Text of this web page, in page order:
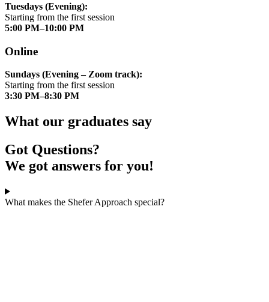
Tuesdays (Evening):
Starting from the first session
5:00 PM–10:00 PM
Online
Sundays (Evening – Zoom track):
Starting from the first session
3:30 PM–8:30 PM
What our graduates say
Got Questions?
We got answers for you!
What makes the Shefer Approach special?